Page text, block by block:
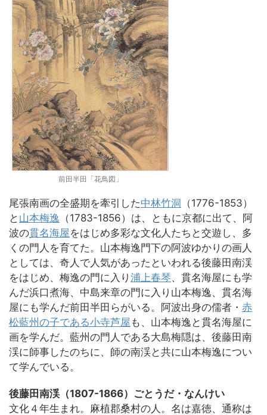
前田半田「花鳥図」
尾張南画の全盛期を牽引した中林竹洞 （1776-1853）
と 山本梅逸 （1783-1856）は、ともに京都に出て、阿
波の貫名海屋をはじめ多彩な文化人たちと交遊し、多
くの門人を育てた。山本梅逸門下の阿波ゆかりの画人
としては、奇人で人気があったといわれる後藤田南渓
をはじめ、梅逸の門に入り 浦上春琴、貫名海屋にも学
んだ浜口煮海、中島来章の門に入り山本梅逸、貫名海
屋にも学んだ前田半田らがいる。阿波出身の儒者・ 赤
松藍州の子である小寺芦屋 も、山本梅逸と貫名海屋に
画を学んだ。藍州の門人である大島梅隠は、後藤田南
渓に師事したのちに、師の南渓と共に山本梅逸につい
て学んでいる。
後藤田南渓（1807-1866）ごとうだ・なんけい
文化４年生まれ。麻植郡桑村の人。名は嘉徳、通称は